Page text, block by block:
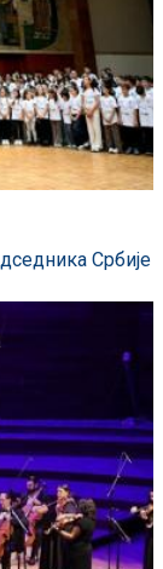
Србије